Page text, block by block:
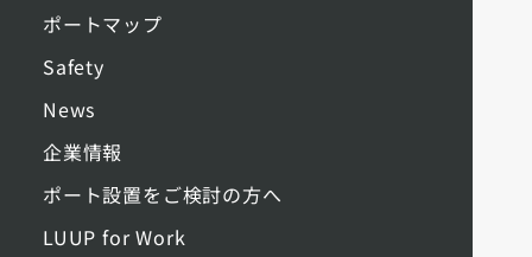
ポートマップ
Safety
News
企業情報
ポート設置をご検討の方へ
LUUP for Work